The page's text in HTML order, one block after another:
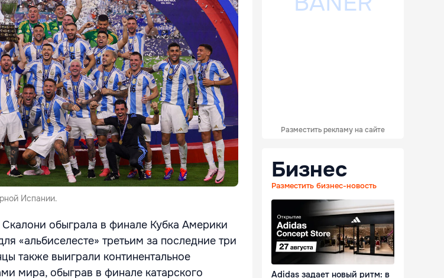
Испании.
обыграла в финале Кубка Америки
«альбиселесте» третьим за последние три
также выиграли континентальное
мира, обыграв в финале катарского
Разместить рекламу на сайте
Бизнес
Разместить бизнес-новость
Adidas задает новый ритм: в